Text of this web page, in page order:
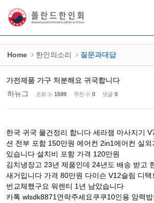
Home 한인의소리 질문과대답
가전제품 가구 처분해요 귀국합니다
하뉴그
조회 수 1599 추천 수 0 댓글 0
한국 귀국 물건정리 합니다 세라잼 마사지기
션 전부 포함 150만원 에어컨 2in1에어컨 실
있습니다 설치비 포함 가격 120만원
김치냉장고 23년 제품인데 24년도 배송 받고
새거입니다 가격 80만원 다이슨 V12슬림 디
번교체했구요 워렌티 1년 남았습니다
카톡 wlsdk8871연락주세요쿠쿠10인용 암력